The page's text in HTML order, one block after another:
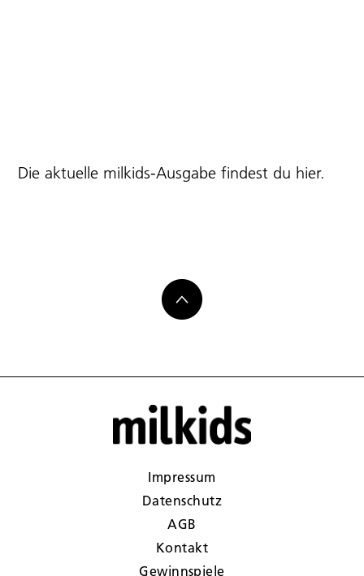
Die aktuelle milkids-Ausgabe findest du hier.
Impressum
Datenschutz
AGB
Kontakt
Gewinnspiele